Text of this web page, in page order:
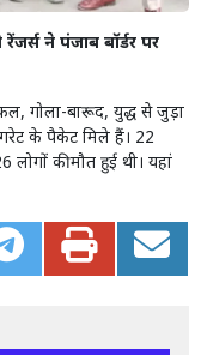
ने पंजाब बॉर्डर पर
गोला-बारूद, युद्ध से जुड़ा
के पैकेट मिले हैं। 22
की मौत हुई थी। यहां